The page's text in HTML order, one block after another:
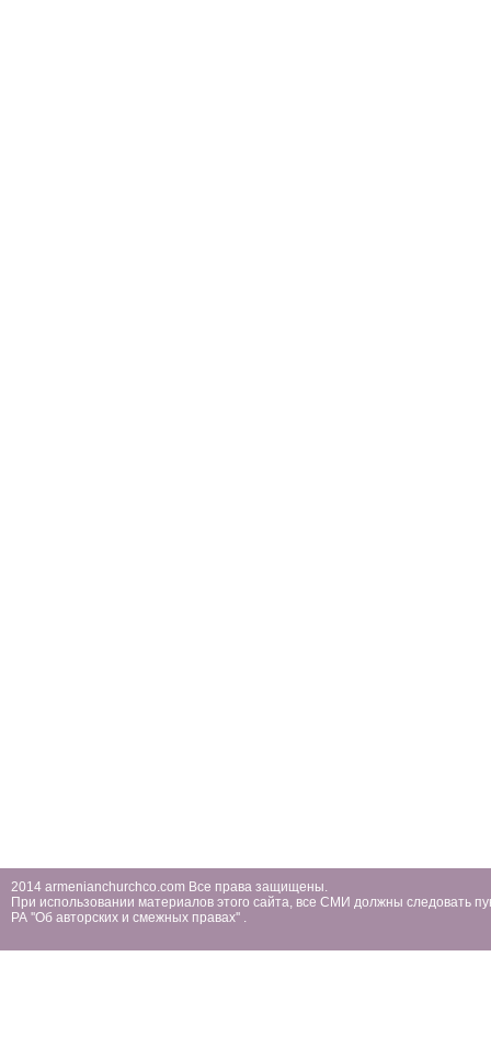
2014 armenianchurchco.com Все права защищены.
При использовании материалов этого сайта, все СМИ должны следовать
РА ''Об авторских и смежных правах'' .